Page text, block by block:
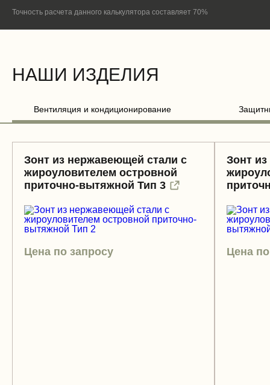
Точность расчета данного калькулятора составляет 70%
НАШИ ИЗДЕЛИЯ
Вентиляция и кондиционирование
Зонт из нержавеющей стали с
жироуловителем островной
приточно-вытяжной Тип 3
Цена по запросу
Зонт
Цена